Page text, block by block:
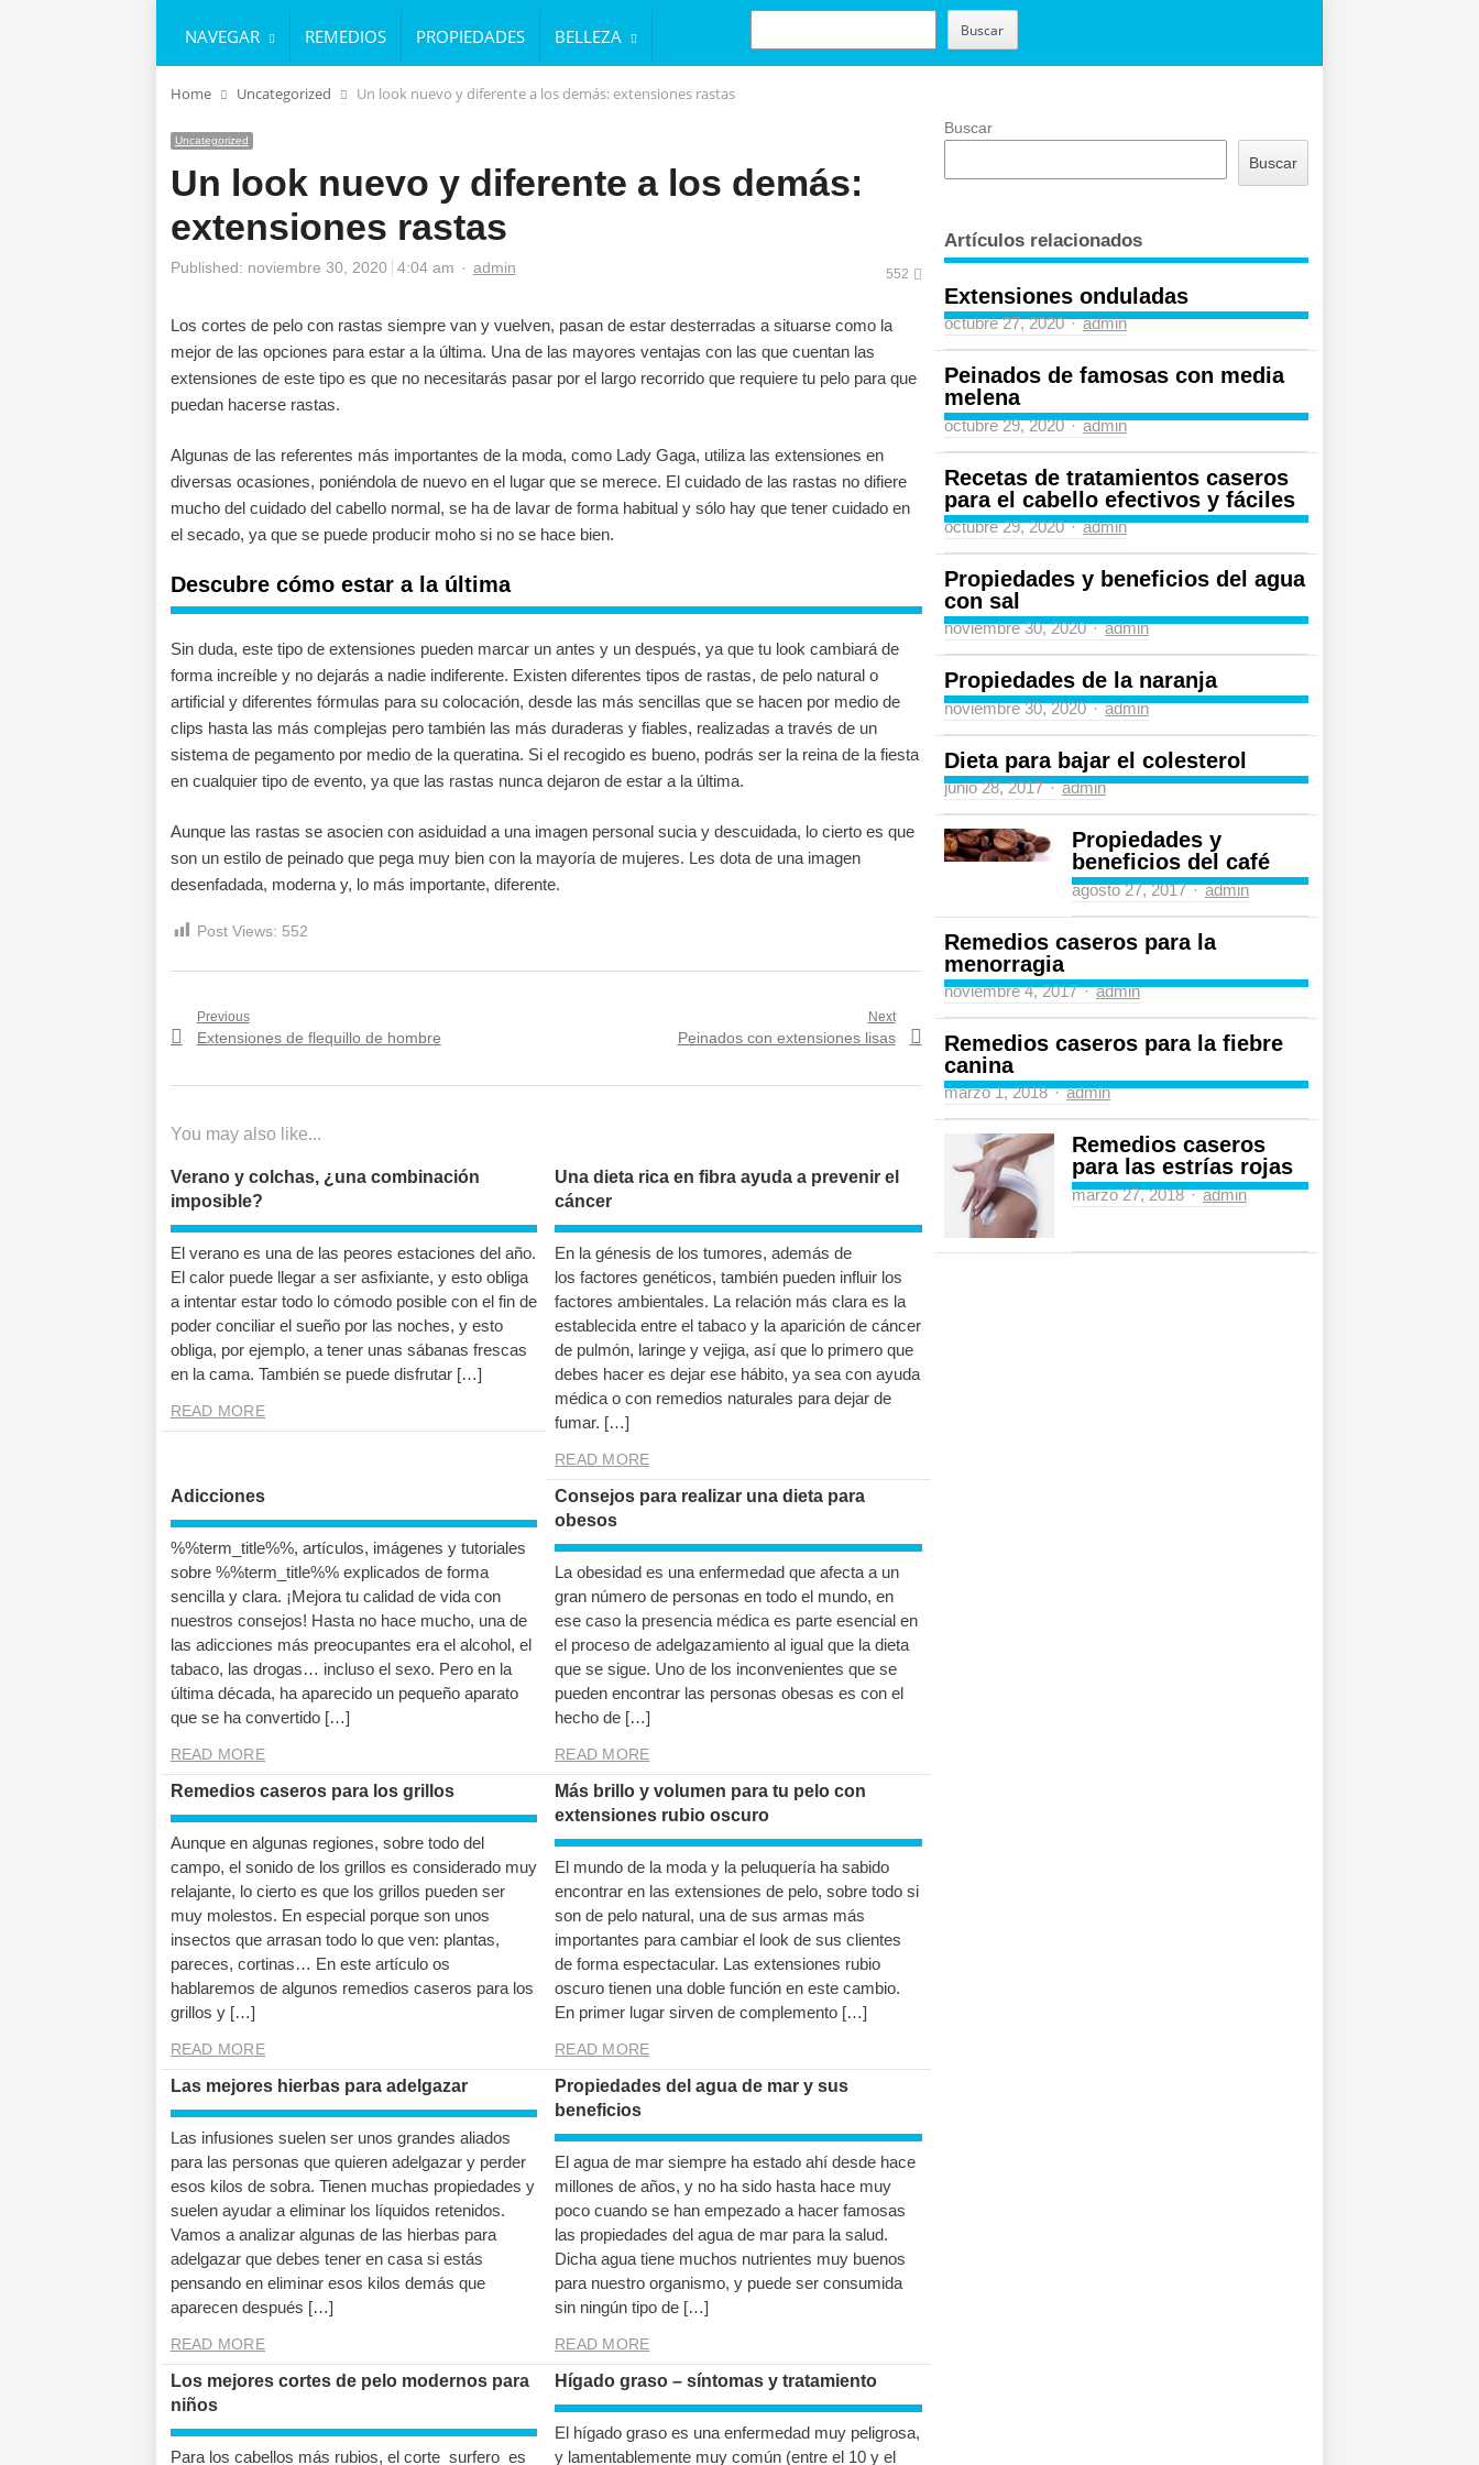
NAVEGAR REMEDIOS PROPIEDADES BELLEZA
BUSCAR
Buscar
Home Uncategorized Un look nuevo y diferente a los demás: extensiones rastas
Uncategorized
Un look nuevo y diferente a los demás:
extensiones rastas
Published: noviembre 30, 2020 4:04 am Author
admin 552
Los cortes de pelo con rastas siempre van y vuelven, pasan de estar desterradas a situarse como la
mejor de las opciones para estar a la última. Una de las mayores ventajas con las que cuentan las
extensiones de este tipo es que no necesitarás pasar por el largo recorrido que requiere tu pelo para que
puedan hacerse rastas.
Algunas de las referentes más importantes de la moda, como Lady Gaga, utiliza las extensiones en
diversas ocasiones, poniéndola de nuevo en el lugar que se merece. El cuidado de las rastas no difiere
mucho del cuidado del cabello normal, se ha de lavar de forma habitual y sólo hay que tener cuidado en
el secado, ya que se puede producir moho si no se hace bien.
Descubre cómo estar a la última
Sin duda, este tipo de extensiones pueden marcar un antes y un después, ya que tu look cambiará de
forma increíble y no dejarás a nadie indiferente. Existen diferentes tipos de rastas, de pelo natural o
artificial y diferentes fórmulas para su colocación, desde las más sencillas que se hacen por medio de
clips hasta las más complejas pero también las más duraderas y fiables, realizadas a través de un
sistema de pegamento por medio de la queratina. Si el recogido es bueno, podrás ser la reina de la fiesta
en cualquier tipo de evento, ya que las rastas nunca dejaron de estar a la última.
Aunque las rastas se asocien con asiduidad a una imagen personal sucia y descuidada, lo cierto es que
son un estilo de peinado que pega muy bien con la mayoría de mujeres. Les dota de una imagen
desenfadada, moderna y, lo más importante, diferente.
Post Views: 552
Navegación
Previous
Previous
Extensiones de flequillo de hombre
Next
Next
Peinados con extensiones lisas
You may also like...
Verano y colchas, ¿una combinación
imposible?
El verano es una de las peores estaciones del año.
El calor puede llegar a ser asfixiante, y esto obliga
a intentar estar todo lo cómodo posible con el fin de
poder conciliar el sueño por las noches, y esto
obliga, por ejemplo, a tener unas sábanas frescas
en la cama. También se puede disfrutar […]
READ MORE
Una dieta rica en fibra ayuda a prevenir el
cáncer
En la génesis de los tumores, además de
los factores genéticos, también pueden influir los
factores ambientales. La relación más clara es la
establecida entre el tabaco y la aparición de cáncer
de pulmón, laringe y vejiga, así que lo primero que
debes hacer es dejar ese hábito, ya sea con ayuda
médica o con remedios naturales para dejar de
fumar. […]
READ MORE
Adicciones
%%term_title%%, artículos, imágenes y tutoriales
sobre %%term_title%% explicados de forma
sencilla y clara. ¡Mejora tu calidad de vida con
nuestros consejos! Hasta no hace mucho, una de
las adicciones más preocupantes era el alcohol, el
tabaco, las drogas… incluso el sexo. Pero en la
última década, ha aparecido un pequeño aparato
que se ha convertido […]
READ MORE
Consejos para realizar una dieta para
obesos
La obesidad es una enfermedad que afecta a un
gran número de personas en todo el mundo, en
ese caso la presencia médica es parte esencial en
el proceso de adelgazamiento al igual que la dieta
que se sigue. Uno de los inconvenientes que se
pueden encontrar las personas obesas es con el
hecho de […]
READ MORE
Remedios caseros para los grillos
Aunque en algunas regiones, sobre todo del
campo, el sonido de los grillos es considerado muy
relajante, lo cierto es que los grillos pueden ser
muy molestos. En especial porque son unos
insectos que arrasan todo lo que ven: plantas,
pareces, cortinas… En este artículo os
hablaremos de algunos remedios caseros para los
grillos y […]
READ MORE
Más brillo y volumen para tu pelo con
extensiones rubio oscuro
El mundo de la moda y la peluquería ha sabido
encontrar en las extensiones de pelo, sobre todo si
son de pelo natural, una de sus armas más
importantes para cambiar el look de sus clientes
de forma espectacular. Las extensiones rubio
oscuro tienen una doble función en este cambio.
En primer lugar sirven de complemento […]
READ MORE
Las mejores hierbas para adelgazar
Las infusiones suelen ser unos grandes aliados
para las personas que quieren adelgazar y perder
esos kilos de sobra. Tienen muchas propiedades y
suelen ayudar a eliminar los líquidos retenidos.
Vamos a analizar algunas de las hierbas para
adelgazar que debes tener en casa si estás
pensando en eliminar esos kilos demás que
aparecen después […]
READ MORE
Propiedades del agua de mar y sus
beneficios
El agua de mar siempre ha estado ahí desde hace
millones de años, y no ha sido hasta hace muy
poco cuando se han empezado a hacer famosas
las propiedades del agua de mar para la salud.
Dicha agua tiene muchos nutrientes muy buenos
para nuestro organismo, y puede ser consumida
sin ningún tipo de […]
READ MORE
Los mejores cortes de pelo modernos para
niños
Para los cabellos más rubios, el corte surfero es
Hígado graso – síntomas y tratamiento
El hígado graso es una enfermedad muy peligrosa,
y lamentablemente muy común (entre el 10 y el
Buscar
Buscar
Artículos relacionados
Extensiones onduladas
octubre 27, 2020 Author
admin
Peinados de famosas con media
melena
octubre 29, 2020 Author
admin
Recetas de tratamientos caseros
para el cabello efectivos y fáciles
octubre 29, 2020 Author
admin
Propiedades y beneficios del agua
con sal
noviembre 30, 2020 Author
admin
Propiedades de la naranja
noviembre 30, 2020 Author
admin
Dieta para bajar el colesterol
junio 28, 2017 Author
admin
Propiedades y
beneficios del café
agosto 27, 2017 Author
admin
Remedios caseros para la
menorragia
noviembre 4, 2017 Author
admin
Remedios caseros para la fiebre
canina
marzo 1, 2018 Author
admin
Remedios caseros
para las estrías rojas
marzo 27, 2018 Author
admin